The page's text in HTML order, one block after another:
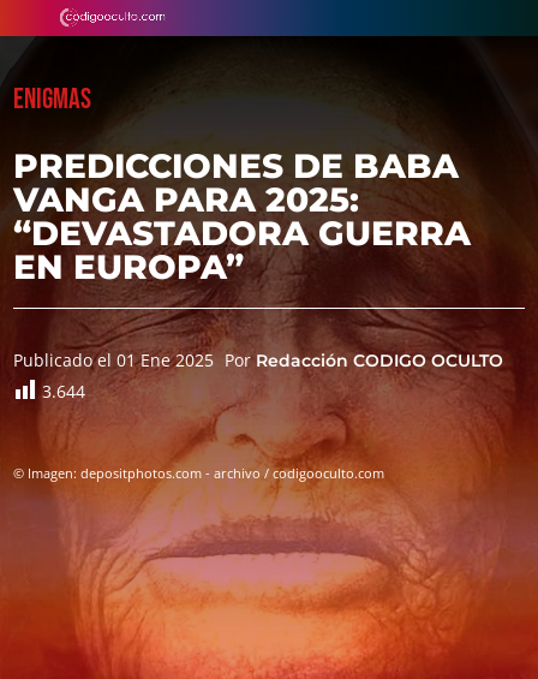
ENIGMAS
PREDICCIONES DE BABA
VANGA PARA 2025:
“DEVASTADORA GUERRA
EN EUROPA”
Publicado el 01 Ene 2025 Por Redacción CODIGO OCULTO
3.644
© Imagen: depositphotos.com - archivo / codigooculto.com